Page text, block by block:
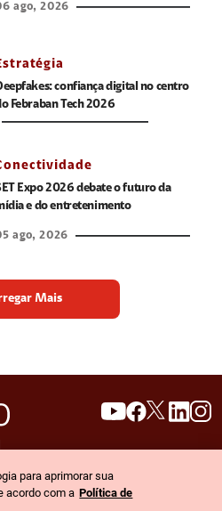
ago, 2026
confiança digital no centro
Febraban Tech 2026
Expo 2026 debate o futuro da
e do entretenimento
ago, 2026
Mais
search
para aprimorar sua
acordo com a Política de